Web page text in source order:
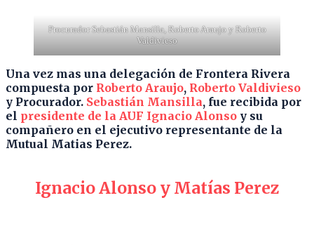
Procurador Sebastián Mansilla, Roberto Araujo y Roberto
Valdivieso
Una vez mas una delegación de Frontera Rivera
compuesta por Roberto Araujo, Roberto Valdivieso
y Procurador. Sebastián Mansilla, fue recibida por
el presidente de la AUF Ignacio Alonso y su
compañero en el ejecutivo representante de la
Mutual Matias Perez.
Ignacio Alonso y Matías Perez